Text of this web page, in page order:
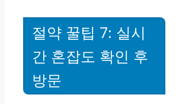
절약 꿀팁 7: 실시
간 혼잡도 확인 후
방문